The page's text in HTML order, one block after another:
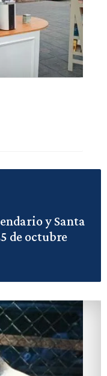
y Santa
de octubre